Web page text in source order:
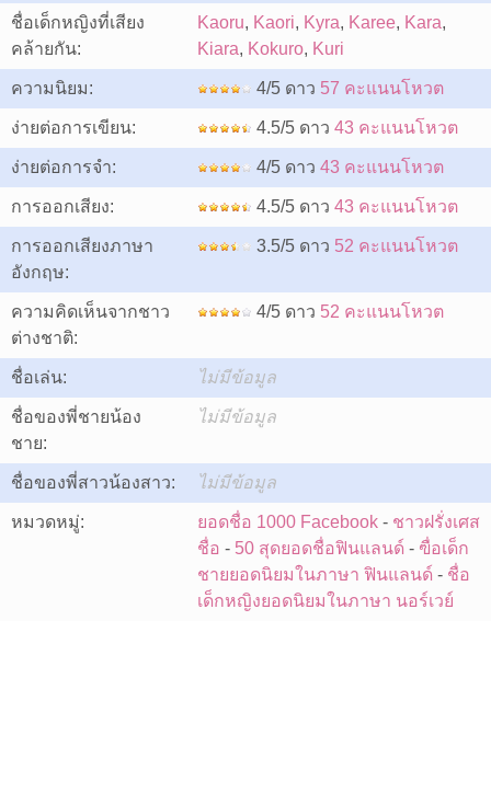
ชื่อเด็กหญิงที่เสียง
คล้ายกัน:
Kaoru, Kaori, Kyra, Karee, Kara,
Kiara, Kokuro, Kuri
ความนิยม: 4/5 ดาว 57 คะแนนโหวต
ง่ายต่อการเขียน: 4.5/5 ดาว 43 คะแนนโหวต
ง่ายต่อการจำ: 4/5 ดาว 43 คะแนนโหวต
การออกเสียง: 4.5/5 ดาว 43 คะแนนโหวต
การออกเสียงภาษา
อังกฤษ:
3.5/5 ดาว 52 คะแนนโหวต
ความคิดเห็นจากชาว
ต่างชาติ:
4/5 ดาว 52 คะแนนโหวต
ชื่อเล่น: ไม่มีข้อมูล
ชื่อของพี่ชายน้อง
ชาย:
ไม่มีข้อมูล
ชื่อของพี่สาวน้องสาว: ไม่มีข้อมูล
หมวดหมู่: ยอดชื่อ 1000 Facebook - ชาวฝรั่งเศส
ชื่อ - 50 สุดยอดชื่อฟินแลนด์ - ฃื่อเด็ก
ชายยอดนิยมในภาษา ฟินแลนด์ - ชื่อ
เด็กหญิงยอดนิยมในภาษา นอร์เวย์